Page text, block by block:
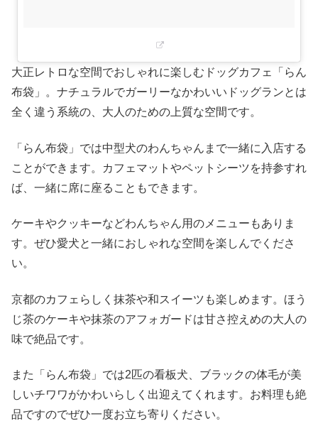
大正レトロな空間でおしゃれに楽しむドッグカフェ「らん
布袋」。ナチュラルでガーリーなかわいいドッグランとは
全く違う系統の、大人のための上質な空間です。
「らん布袋」では中型犬のわんちゃんまで一緒に入店する
ことができます。カフェマットやペットシーツを持参すれ
ば、一緒に席に座ることもできます。
ケーキやクッキーなどわんちゃん用のメニューもありま
す。ぜひ愛犬と一緒におしゃれな空間を楽しんでくださ
い。
京都のカフェらしく抹茶や和スイーツも楽しめます。ほう
じ茶のケーキや抹茶のアフォガードは甘さ控えめの大人の
味で絶品です。
また「らん布袋」では2匹の看板犬、ブラックの体毛が美
しいチワワがかわいらしく出迎えてくれます。お料理も絶
品ですのでぜひ一度お立ち寄りください。